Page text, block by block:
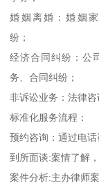
婚姻离婚：婚姻
纷；
经济合同纠纷：公
务、合同纠纷；
非诉讼业务：法律
标准化服务流程：
预约咨询：通过电
到所面谈:案情了解
案件分析:主办律师